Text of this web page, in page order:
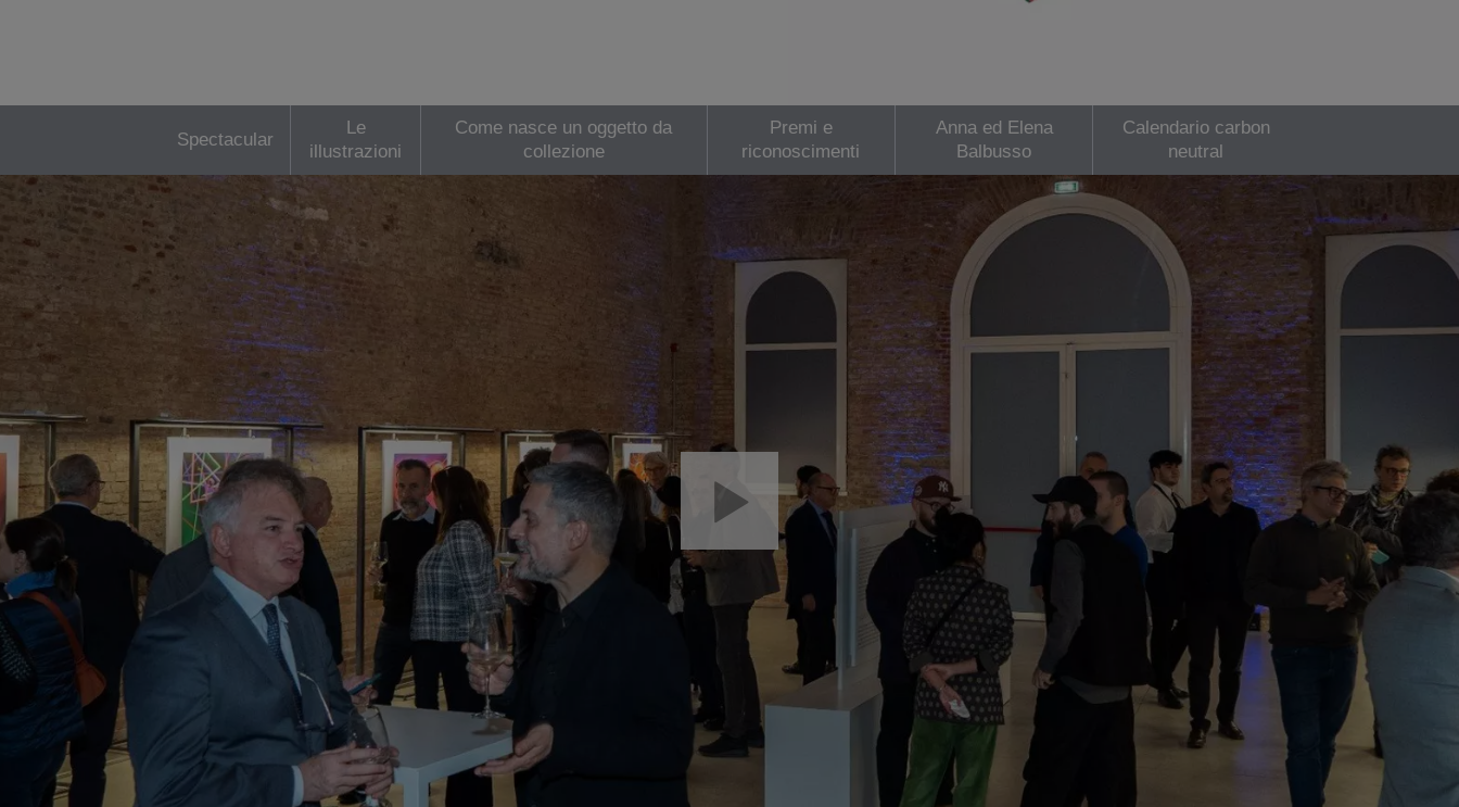
Spectacular
Le
illustrazioni
Come nasce un oggetto da
collezione
Premi e
riconoscimenti
Anna ed Elena
Balbusso
Calendario carbon
neutral